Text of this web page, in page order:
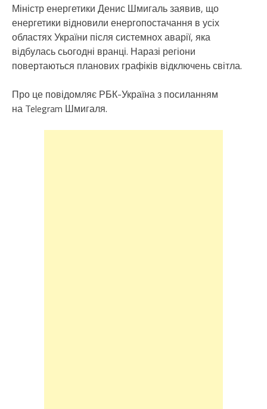
Міністр енергетики Денис Шмигаль заявив, що
енергетики відновили енергопостачання в усіх
областях України після системнох аварії, яка
відбулась сьогодні вранці. Наразі регіони
повертаються планових графіків відключень світла.
Про це повідомляє РБК-Україна з посиланням
на Telegram Шмигаля.